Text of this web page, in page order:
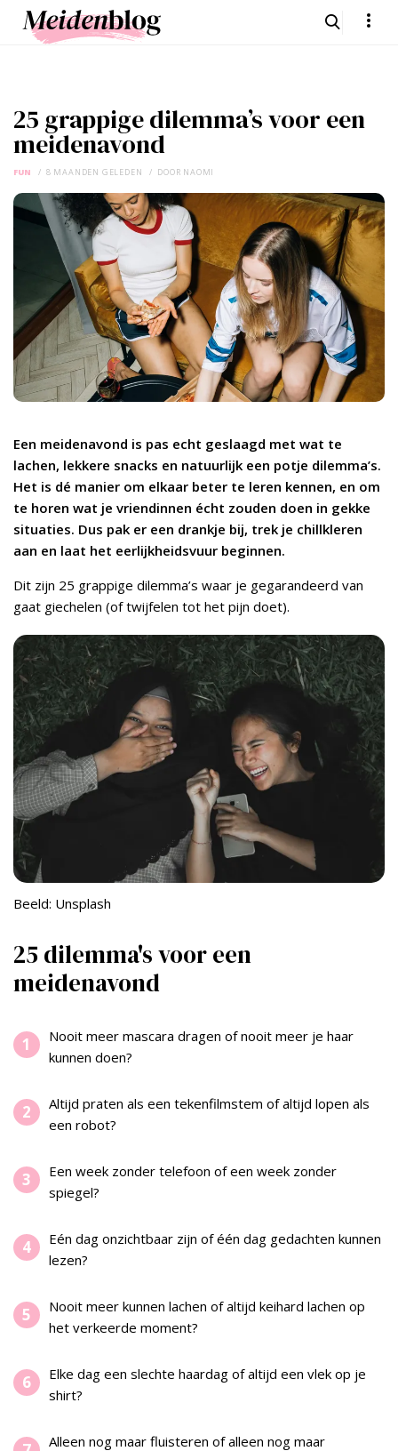
25 grappige dilemma’s voor een
meidenavond
FUN 8 MAANDEN GELEDEN DOOR NAOMI
Een meidenavond is pas echt geslaagd met wat te
lachen, lekkere snacks en natuurlijk een potje dilemma’s.
Het is dé manier om elkaar beter te leren kennen, en om
te horen wat je vriendinnen écht zouden doen in gekke
situaties. Dus pak er een drankje bij, trek je chillkleren
aan en laat het eerlijkheidsvuur beginnen.
Dit zijn 25 grappige dilemma’s waar je gegarandeerd van
gaat giechelen (of twijfelen tot het pijn doet).
Beeld: Unsplash
25 dilemma's voor een
meidenavond
Nooit meer mascara dragen of nooit meer je haar
kunnen doen?
Altijd praten als een tekenfilmstem of altijd lopen als
een robot?
Een week zonder telefoon of een week zonder
spiegel?
Eén dag onzichtbaar zijn of één dag gedachten kunnen
lezen?
Nooit meer kunnen lachen of altijd keihard lachen op
het verkeerde moment?
Elke dag een slechte haardag of altijd een vlek op je
shirt?
Alleen nog maar fluisteren of alleen nog maar